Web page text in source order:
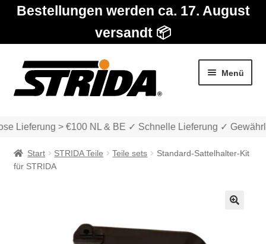
Bestellungen werden ca. 17. August
versandt 📦
Zur
Navigation
springen
Zum
Inhalt
springen
Menü
Lieferung > €100 NL & BE ✓ Schnelle Lieferung ✓
Start STRIDA Teile Teile sets
Standard-Sattelhalter-Kit
für STRIDA